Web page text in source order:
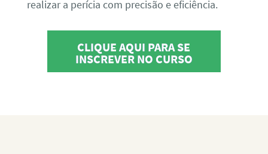
realizar a perícia com precisão e eficiência.
CLIQUE AQUI PARA SE
INSCREVER NO CURSO